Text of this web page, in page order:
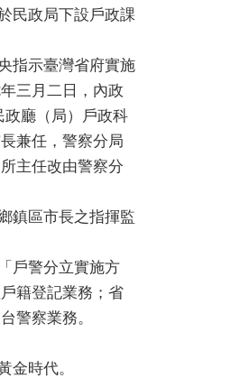
民政局下設戶政課
指示臺灣省府實施
三月二日，內政
廳（局）戶政科
兼任，警察分局
主任改由警察分
鎮區市長之指揮監
戶警分立實施方
籍登記業務；省
警察業務。
時代。